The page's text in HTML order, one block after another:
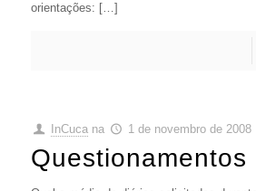
orientações: […]
InCuca na 1 de novembro de 2008
Questionamentos